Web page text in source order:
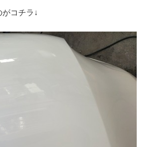
コチラ↓